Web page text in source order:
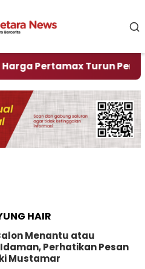
Pertamax Turun Per Hari
HAIR
Menantu atau
Perhatikan Pesan
Mustamar